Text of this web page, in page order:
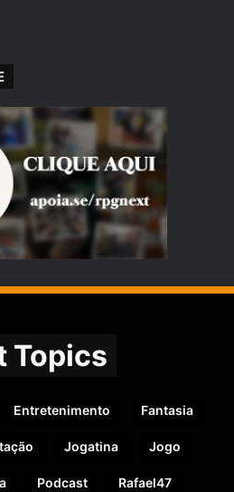
Topics
Entretenimento Fantasia
Jogatina Jogo
Podcast Rafael47